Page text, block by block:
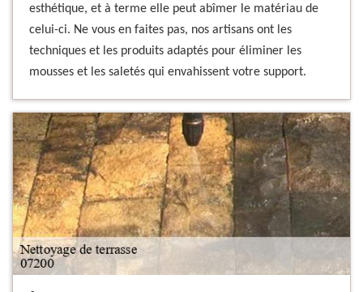
esthétique, et à terme elle peut abîmer le matériau de
celui-ci. Ne vous en faites pas, nos artisans ont les
techniques et les produits adaptés pour éliminer les
mousses et les saletés qui envahissent votre support.